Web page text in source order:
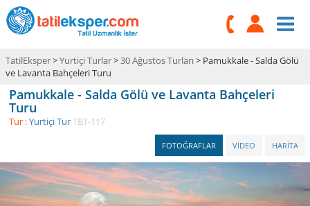
TatilEksper>Yurtiçi Turlar>30 Ağustos Turları> Pamukkale - Salda Gölü
ve Lavanta Bahçeleri Turu
Pamukkale - Salda Gölü ve Lavanta Bahçeleri
Turu
Tur :Yurtiçi TurTBT-117
HARİTA
VİDEO
FOTOĞRAFLAR